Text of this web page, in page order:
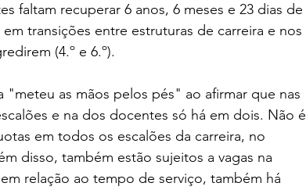
faltam recuperar 6 anos, 6 meses e 23 dias de
transições entre estruturas de carreira e nos
(4.º e 6.º).
"meteu as mãos pelos pés" ao afirmar que nas
e na dos docentes só há em dois. Não é
em todos os escalões da carreira, no
disso, também estão sujeitos a vagas na
relação ao tempo de serviço, também há